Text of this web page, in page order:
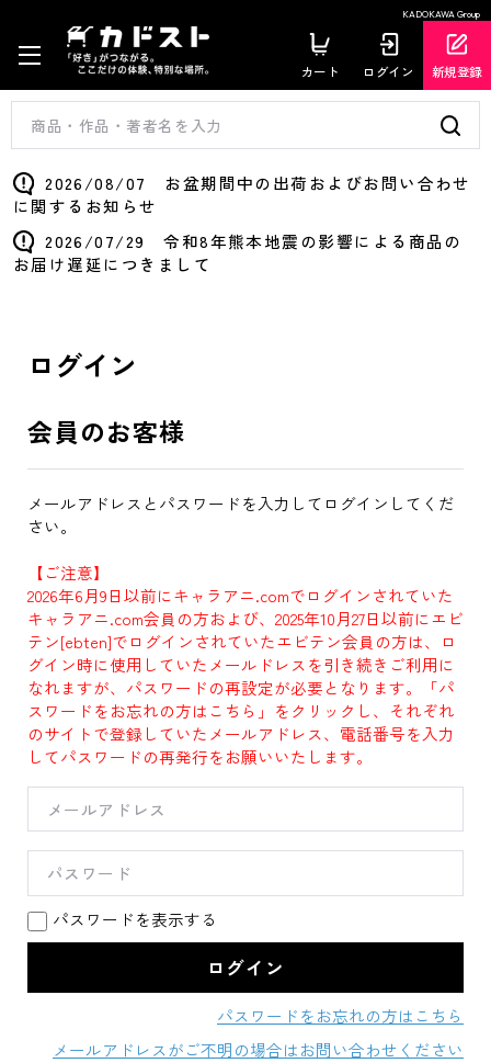
KADOKAWA Group
カート ログイン 新規登録
2026/08/07 お盆期間中の出荷およびお問い合わせ
に関するお知らせ
2026/07/29 令和8年熊本地震の影響による商品の
お届け遅延につきまして
ログイン
会員のお客様
メールアドレスとパスワードを入力してログインしてくだ
さい。
【ご注意】
2026年6月9日以前にキャラアニ.comでログインされていた
キャラアニ.com会員の方および、2025年10月27日以前にエビ
テン[ebten]でログインされていたエビテン会員の方は、ロ
グイン時に使用していたメールドレスを引き続きご利用に
なれますが、パスワードの再設定が必要となります。「パ
スワードをお忘れの方はこちら」をクリックし、それぞれ
のサイトで登録していたメールアドレス、電話番号を入力
してパスワードの再発行をお願いいたします。
パスワードを表示する
パスワードをお忘れの方はこちら
メールアドレスがご不明の場合はお問い合わせください